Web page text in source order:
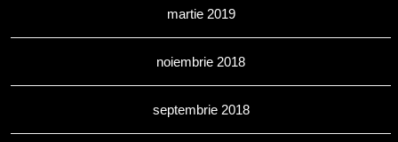
martie 2019
noiembrie 2018
septembrie 2018